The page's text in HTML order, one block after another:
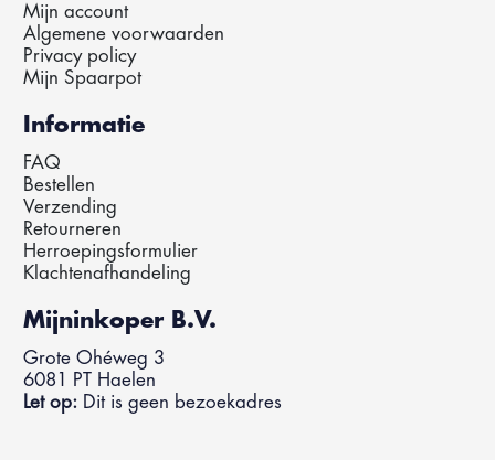
Mijn account
Algemene voorwaarden
Privacy policy
Mijn Spaarpot
Informatie
FAQ
Bestellen
Verzending
Retourneren
Herroepingsformulier
Klachtenafhandeling
Mijninkoper B.V.
Grote Ohéweg 3
6081 PT Haelen
Let op: Dit is geen bezoekadres